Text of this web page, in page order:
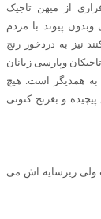
از میهن تاجیک
پیوند با مردم
نیز به دردخور رنج
وپارسی زبانان
به همدیگر است. هیچ
و بغرنج کنونی
ولی زیرسایه اش می